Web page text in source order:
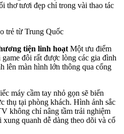
thơ tươi đẹp chỉ trong vài thao tác
tiện linh hoạt Một ưu điểm
đôi rất được lòng các gia đình
lên màn hình lớn thông qua cổng
máy cầm tay nhỏ gọn sẽ biến
thụ tại phòng khách. Hình ảnh sắc
không chỉ nâng tầm trải nghiệm
quanh dễ dàng theo dõi và cổ